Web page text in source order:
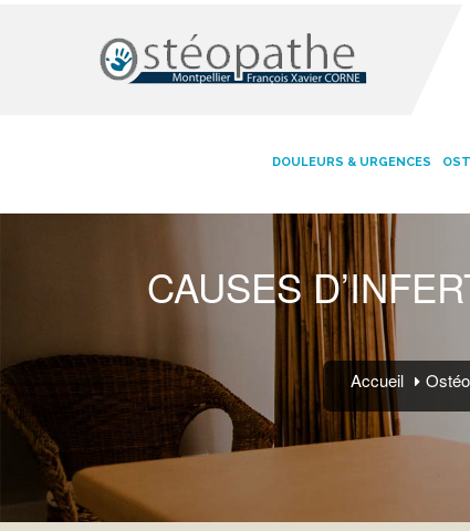
DOULEURS & URGENCES
CAUSES
Accueil